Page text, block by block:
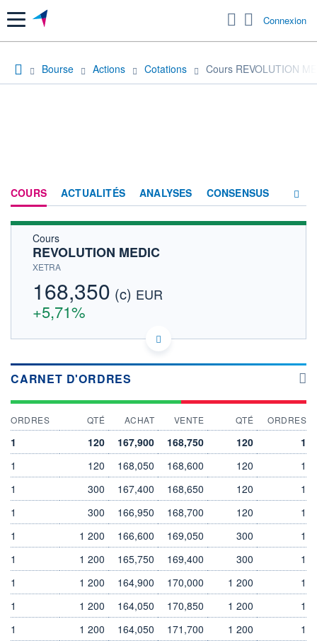
Menu Connexion
Bourse Actions Cotations Cours REVOLUTION
COURS ACTUALITÉS ANALYSES CONSENSUS
ACTIONNAIRES
Cours
REVOLUTION MEDIC
XETRA
168,350 (c) EUR
+5,71%
US76155X1000 42Z
Cotation sur les autres places
12h46 15h10
OUVERTURE CLÔTURE VEILLE
159,250
+ HAUT + BAS
168,350
100
CAPITAL ÉCHANGÉ
0,00%
VALORISATION
35 791 MEUR
DERNIER ÉCHANGE
05.08.26 / 17:35:51
CARNET D'ORDRES
ORDRES QTÉ ACHAT VENTE QTÉ ORDRES
1 120 167,900 168,750 120
1
1
120 168,050 168,600 120
1
1
300 167,400 168,650 120
1
1
300 166,950 168,700 120
1
1
1 200 166,600 169,050 300
1
1
1 200 165,750 169,400 300
1
1
1 200 164,900 170,000 1 200
1
1
1 200 164,050 170,850 1 200
1
1
1 200 164,050 171,700 1 200
1